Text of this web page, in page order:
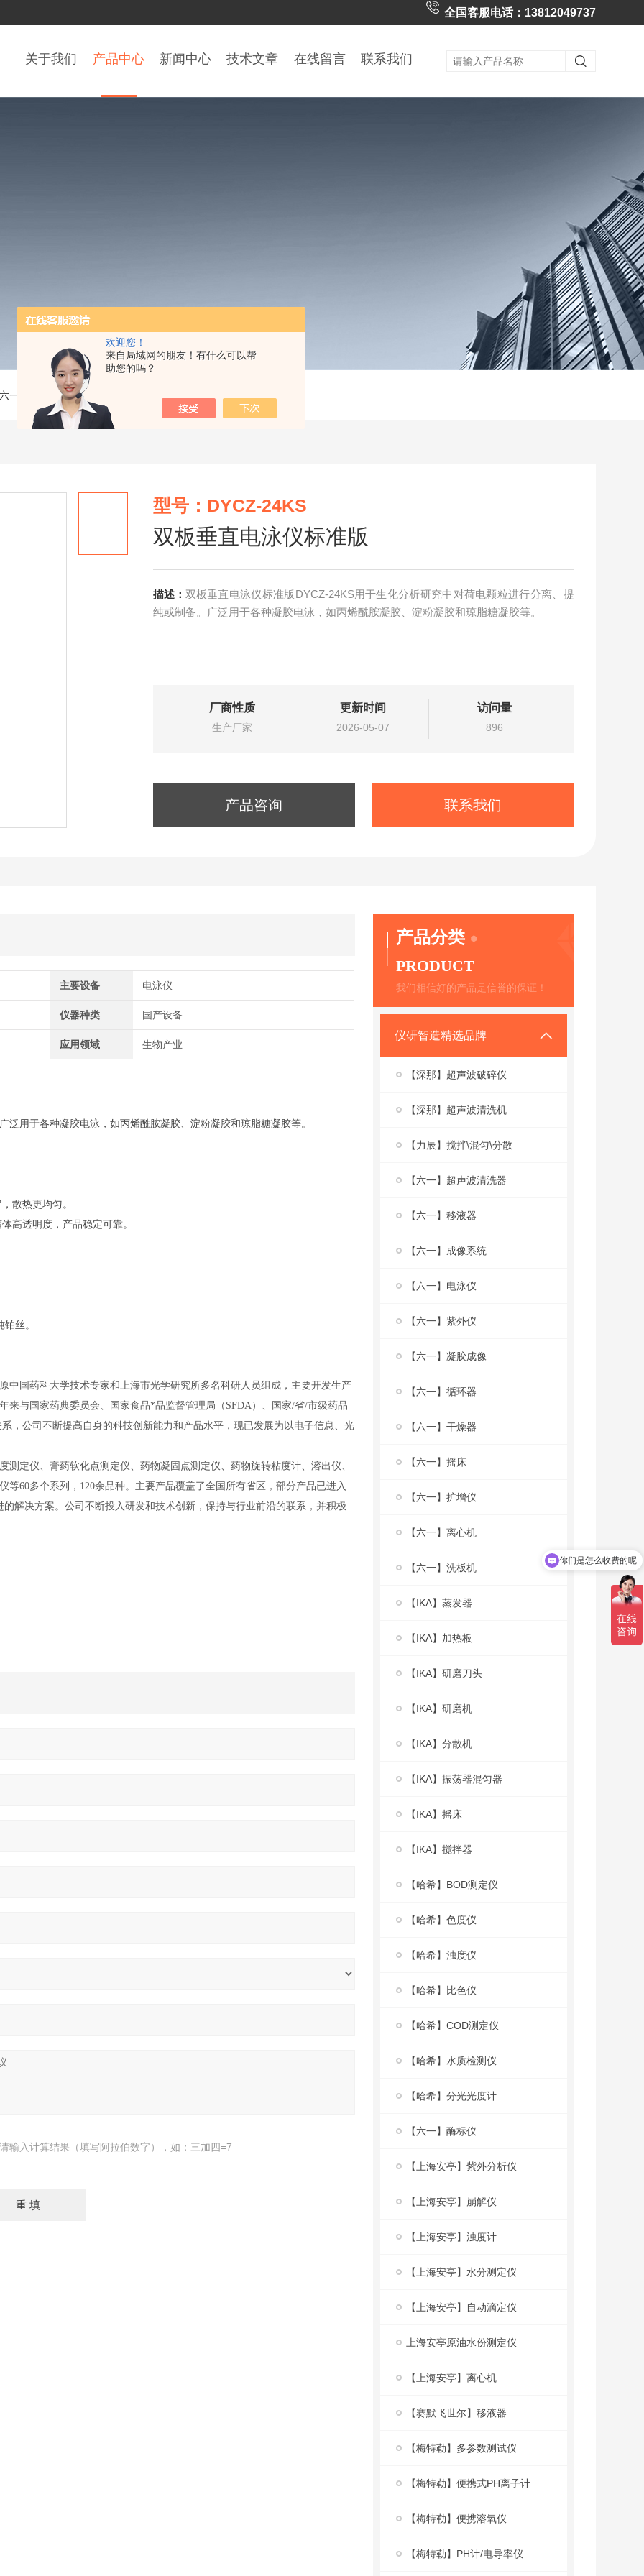
欢迎您！
来自局域网的朋友！有什么可以帮
助您的吗？
全国客服电话：13812049737
关于我们 产品中心 新闻中心 技术文章 在线留言 联系我们
一】电泳仪>DYCZ-24KS双板垂直电泳仪标准版
型号：DYCZ-24KS
双板垂直电泳仪标准版
描述： 双板垂直电泳仪标准版DYCZ-24KS用于生化分析研究中对荷电颗粒进行分离、提
纯或制备。广泛用于各种凝胶电泳，如丙烯酰胺凝胶、淀粉凝胶和琼脂糖凝胶等。
厂商性质
生产厂家
更新时间
2026-05-07
访问量
896
产品咨询 联系我们
主要设备 电泳仪
仪器种类 国产设备
应用领域 生物产业
用于各种凝胶电泳，如丙烯酰胺凝胶、淀粉凝胶和琼脂糖凝胶等。
散热更均匀。
高透明度，产品稳定可靠。
丝。
中国药科大学技术专家和上海市光学研究所多名科研人员组成，主要开发生产
来与国家药典委员会、国家食品*品监督管理局（SFDA）、国家/省/市级药品
，公司不断提高自身的科技创新能力和产品水平，现已发展为以电子信息、光
定仪、膏药软化点测定仪、药物凝固点测定仪、药物旋转粘度计、溶出仪、
60多个系列，120余品种。主要产品覆盖了全国所有省区，部分产品已进入
解决方案。公司不断投入研发和技术创新，保持与行业前沿的联系，并积极
请输入计算结果（填写阿拉伯数字），如：三加四=7
产品分类
PRODUCT
我们相信好的产品是信誉的保证！
仪研智造精选品牌
【深那】超声波破碎仪
【深那】超声波清洗机
【力辰】搅拌\混匀\分散
【六一】超声波清洗器
【六一】移液器
【六一】成像系统
【六一】电泳仪
【六一】紫外仪
【六一】凝胶成像
【六一】循环器
【六一】干燥器
【六一】摇床
【六一】扩增仪
【六一】离心机
【六一】洗板机
【IKA】蒸发器
【IKA】加热板
【IKA】研磨刀头
【IKA】研磨机
【IKA】分散机
【IKA】振荡器混匀器
【IKA】摇床
【IKA】搅拌器
【哈希】BOD测定仪
【哈希】色度仪
【哈希】浊度仪
【哈希】比色仪
【哈希】COD测定仪
【哈希】水质检测仪
【哈希】分光光度计
【六一】酶标仪
【上海安亭】紫外分析仪
【上海安亭】崩解仪
【上海安亭】浊度计
【上海安亭】水分测定仪
【上海安亭】自动滴定仪
上海安亭原油水份测定仪
【上海安亭】离心机
【赛默飞世尔】移液器
【梅特勒】多参数测试仪
【梅特勒】便携式PH离子计
【梅特勒】便携溶氧仪
【梅特勒】PH计/电导率仪
你们是怎么收费的呢